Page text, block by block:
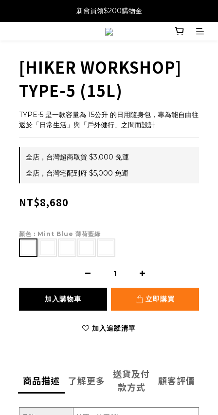
新會員領$200購物金
[HIKER WORKSHOP]
TYPE-5 (15L)
TYPE-5 是一款容量為 15公升 的日用隨身包，專為能自由往
返於「日常生活」與「戶外健行」之間而設計
全店，台灣超商取貨 $3,000 免運
全店，台灣宅配到府 $5,000 免運
NT$8,680
顏色 : Mint Blue 薄荷藍綠
加入購物車 立即購買
加入追蹤清單
商品描述 了解更多
送貨及付
款方式
顧客評價